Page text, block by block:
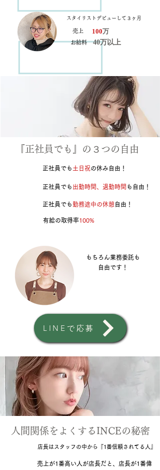
スタイリストデビューして３ヶ月
売上 100万
お給料 40万以上
『​正社員でも』の３つの自由
​正社員でも 土日祝の休み自由！
​正社員でも 出勤時間、退勤時間 も自由！
​正社員でも勤務途中の休憩 自由！
​有給の取得率100%​
もちろん業務委託も
自由です！
LINEで応募
​人間関係をよくするINCEの秘密
店長はスタッフの中から『1番信頼されてる人』
売上が1番高い人が店長だと、店長が1番偉